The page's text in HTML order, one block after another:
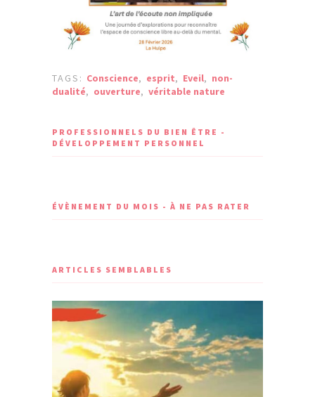
TAGS: Conscience, esprit, Eveil, non-
dualité, ouverture, véritable nature
PROFESSIONNELS DU BIEN ÊTRE -
DÉVELOPPEMENT PERSONNEL
ÉVÈNEMENT DU MOIS - À NE PAS RATER
ARTICLES SEMBLABLES